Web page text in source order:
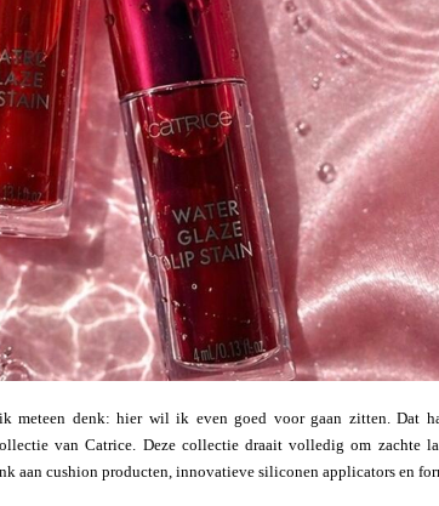
meteen denk: hier wil ik even goed voor gaan zitten. Dat
van Catrice. Deze collectie draait volledig om zachte
aan cushion producten, innovatieve siliconen applicators en